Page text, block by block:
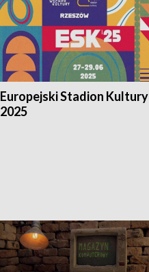
Europejski Stadion Kultury
2025